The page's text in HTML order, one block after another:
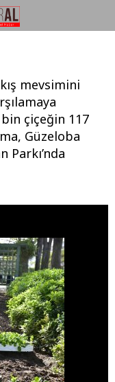
mevsimini
bin çiçeğin 117
Güzeloba
Parkı’nda